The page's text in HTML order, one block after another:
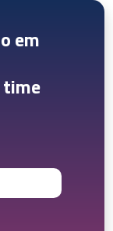
em
time